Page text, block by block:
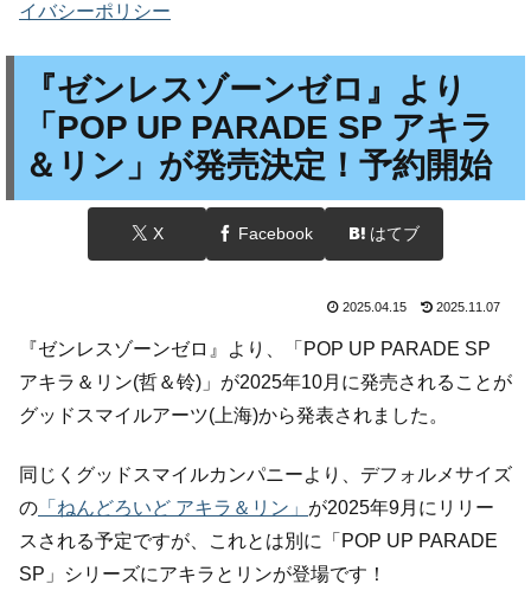
イバシーポリシー
『ゼンレスゾーンゼロ』より
「POP UP PARADE SP アキラ
＆リン」が発売決定！予約開始
X Facebook はてブ
2025.04.15 2025.11.07
『ゼンレスゾーンゼロ』より、「POP UP PARADE SP
アキラ＆リン(哲＆铃)」が2025年10月に発売されることが
グッドスマイルアーツ(上海)から発表されました。
同じくグッドスマイルカンパニーより、デフォルメサイズ
の 「ねんどろいど アキラ＆リン」 が2025年9月にリリー
スされる予定ですが、これとは別に「POP UP PARADE
SP」シリーズにアキラとリンが登場です！